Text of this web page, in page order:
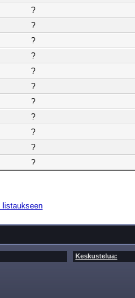
?
?
?
?
?
?
?
?
?
?
?
listaukseen
Keskustelua: